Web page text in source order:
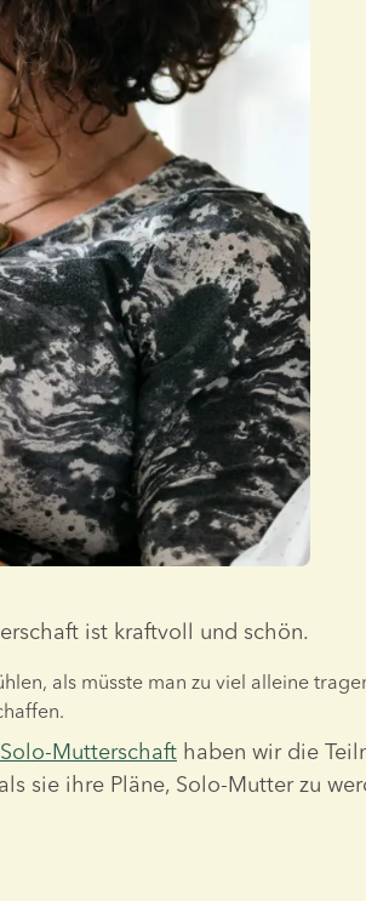
ist kraftvoll und schön.
Mutterschaft haben wir die
sie ihre Pläne, Solo-Mutter zu